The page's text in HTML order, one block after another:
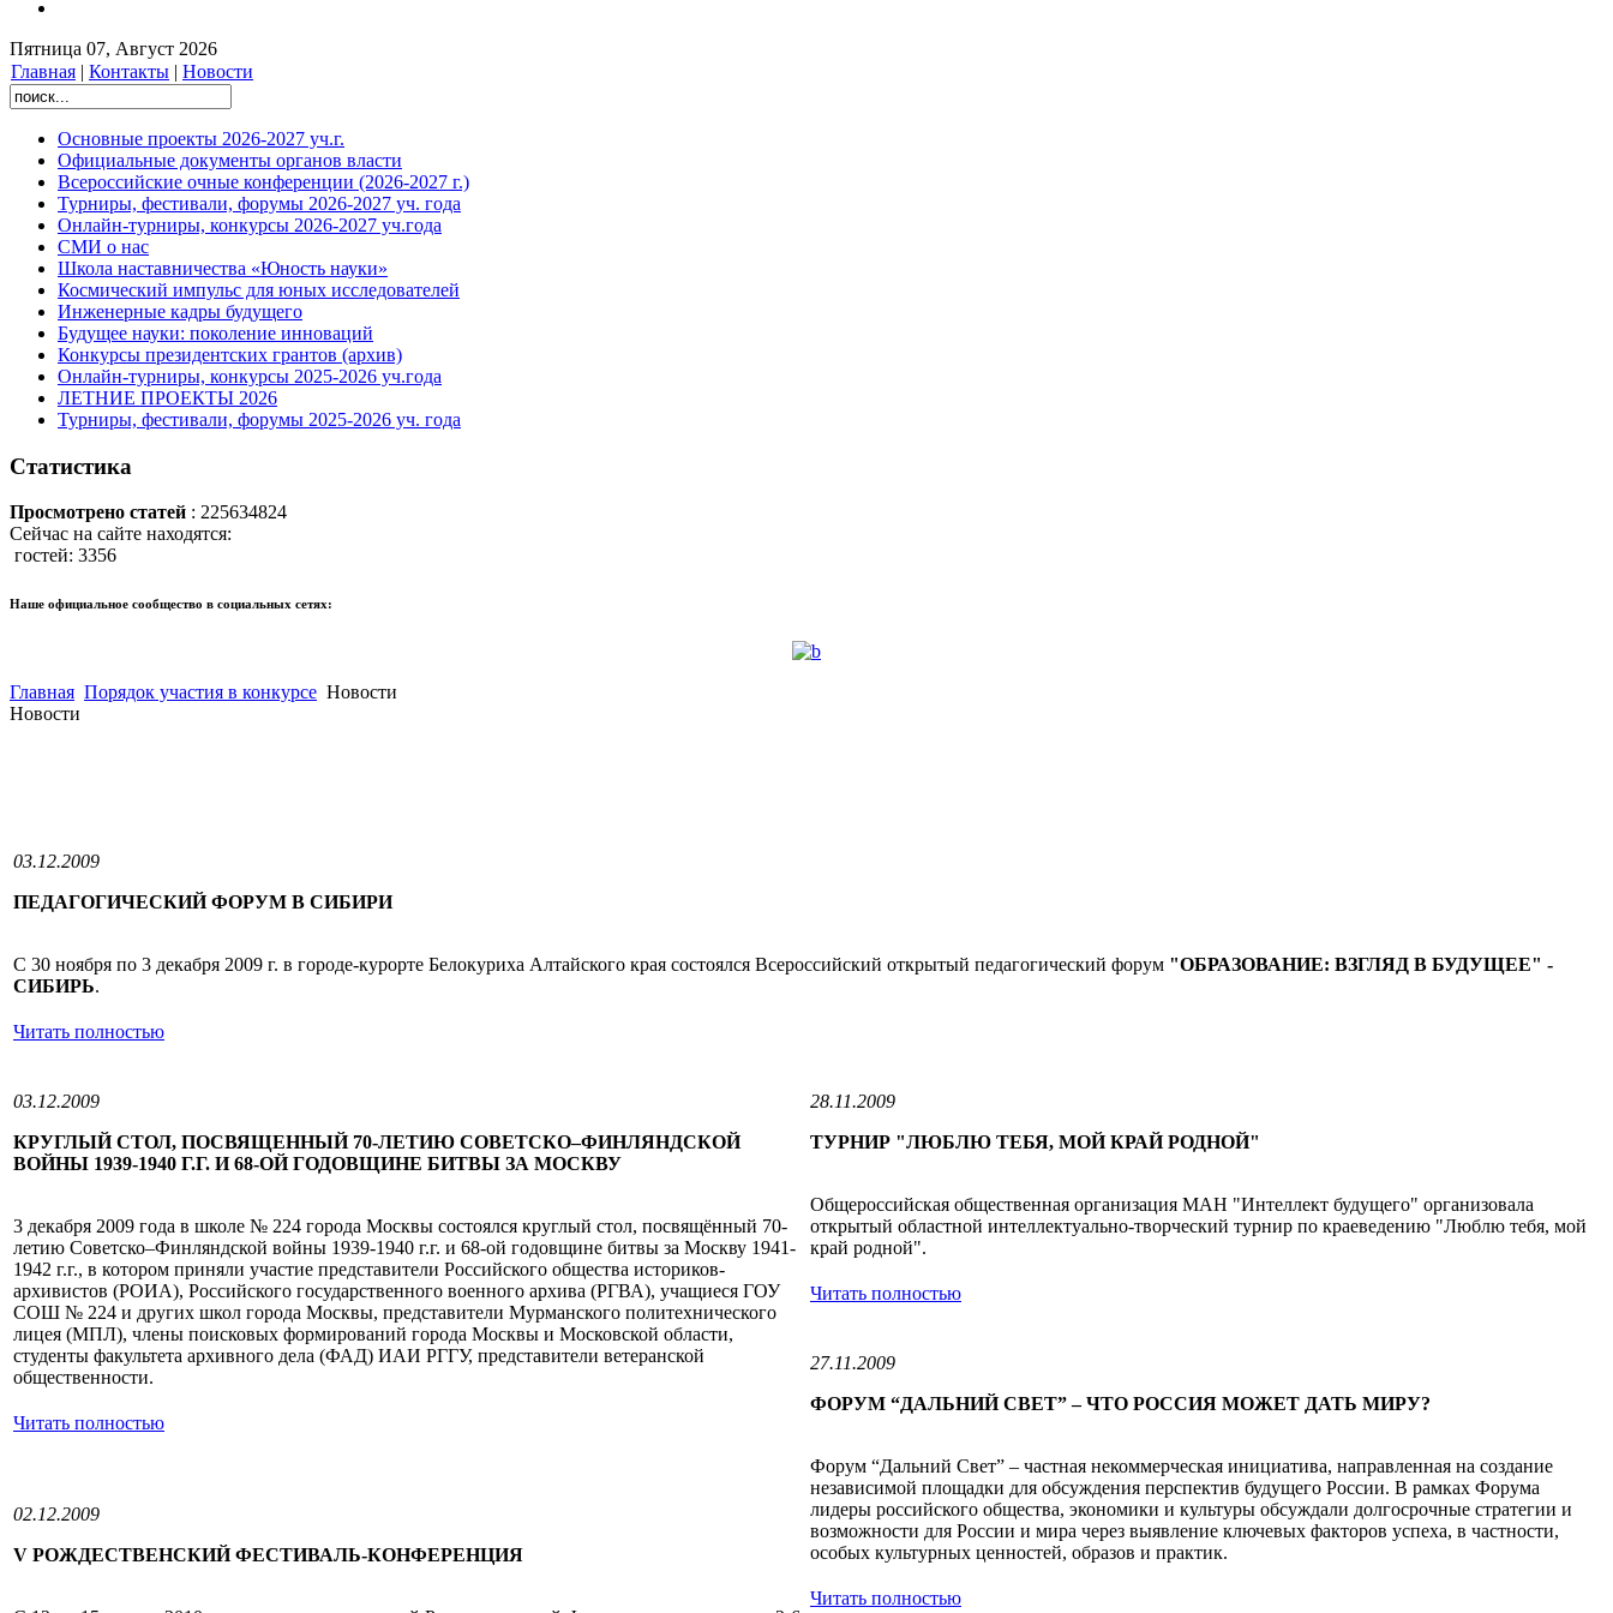
Пятница 07, Август 2026
Главная | Контакты | Новости
Основные проекты 2026-2027 уч.г.
Официальные документы органов власти
Всероссийские очные конференции (2026-2027 г.)
Турниры, фестивали, форумы 2026-2027 уч. года
Онлайн-турниры, конкурсы 2026-2027 уч.года
СМИ о нас
Школа наставничества «Юность науки»
Космический импульс для юных исследователей
Инженерные кадры будущего
Будущее науки: поколение инноваций
Конкурсы президентских грантов (архив)
Онлайн-турниры, конкурсы 2025-2026 уч.года
ЛЕТНИЕ ПРОЕКТЫ 2026
Турниры, фестивали, форумы 2025-2026 уч. года
Статистика
Просмотрено статей : 225634824
Сейчас на сайте находятся:
гостей: 3356
Наше официальное сообщество в социальных сетях:
Главная Порядок участия в конкурсе Новости
Новости
03.12.2009
ПЕДАГОГИЧЕСКИЙ ФОРУМ В СИБИРИ
С 30 ноября по 3 декабря 2009 г. в городе-курорте Белокуриха Алтайского края состоялся Всероссийский открытый педагогический форум "ОБРАЗОВАНИЕ: ВЗГЛЯД В БУДУЩЕЕ" -
СИБИРЬ.
Читать полностью
03.12.2009
КРУГЛЫЙ СТОЛ, ПОСВЯЩЕННЫЙ 70-ЛЕТИЮ СОВЕТСКО–ФИНЛЯНДСКОЙ
ВОЙНЫ 1939-1940 Г.Г. И 68-ОЙ ГОДОВЩИНЕ БИТВЫ ЗА МОСКВУ
3 декабря 2009 года в школе № 224 города Москвы состоялся круглый стол, посвящённый 70-
летию Советско–Финляндской войны 1939-1940 г.г. и 68-ой годовщине битвы за Москву 1941-
1942 г.г., в котором приняли участие представители Российского общества историков-
архивистов (РОИА), Российского государственного военного архива (РГВА), учащиеся ГОУ
СОШ № 224 и других школ города Москвы, представители Мурманского политехнического
лицея (МПЛ), члены поисковых формирований города Москвы и Московской области,
студенты факультета архивного дела (ФАД) ИАИ РГГУ, представители ветеранской
общественности.
Читать полностью
02.12.2009
V РОЖДЕСТВЕНСКИЙ ФЕСТИВАЛЬ-КОНФЕРЕНЦИЯ
28.11.2009
ТУРНИР "ЛЮБЛЮ ТЕБЯ, МОЙ КРАЙ РОДНОЙ"
Общероссийская общественная организация МАН "Интеллект будущего" организовала
открытый областной интеллектуально-творческий турнир по краеведению "Люблю тебя, мой
край родной".
Читать полностью
27.11.2009
ФОРУМ “ДАЛЬНИЙ СВЕТ” – ЧТО РОССИЯ МОЖЕТ ДАТЬ МИРУ?
Форум “Дальний Свет” – частная некоммерческая инициатива, направленная на создание
независимой площадки для обсуждения перспектив будущего России. В рамках Форума
лидеры российского общества, экономики и культуры обсуждали долгосрочные стратегии и
возможности для России и мира через выявление ключевых факторов успеха, в частности,
особых культурных ценностей, образов и практик.
Читать полностью